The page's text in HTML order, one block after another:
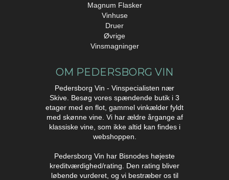
Magnum Flasker
Vinhuse
Druer
Øvrige
Vinsmagninger
OM PEDERSBORG VIN
Pedersborg Vin - Vinspecialisten nær
Skive. Besøg vores spændende butik i 3
etager med en flot, gammel vinkælder fyldt
med skønne vine. Vi har ældre årgange af
klassiske vine, som ikke altid kan findes i
webshoppen.
Pedersborg Vin har Bisnodes højeste
kreditværdighed/rating. Den rating bliver
løbende vurderet, og vi bestræber os til